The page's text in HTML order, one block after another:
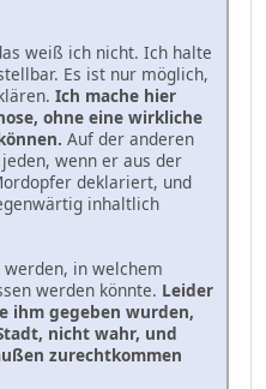
weiß ich nicht. Ich halte
Es ist nur möglich,
Ich mache hier
ohne eine wirkliche
Auf der anderen
wenn er aus der
deklariert, und
inhaltlich
in welchem
werden könnte. Leider
ihm gegeben wurden,
nicht wahr, und
zurechtkommen